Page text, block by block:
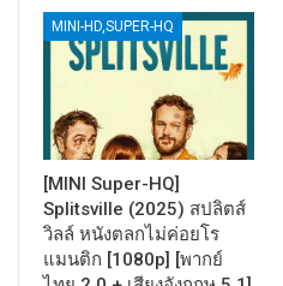
MINI-HD,SUPER-HQ
[MINI Super-HQ]
Splitsville (2025) สปลิตส์
วิลล์ หนังตลกไม่ค่อยโร
แมนติก [1080p] [พากย์